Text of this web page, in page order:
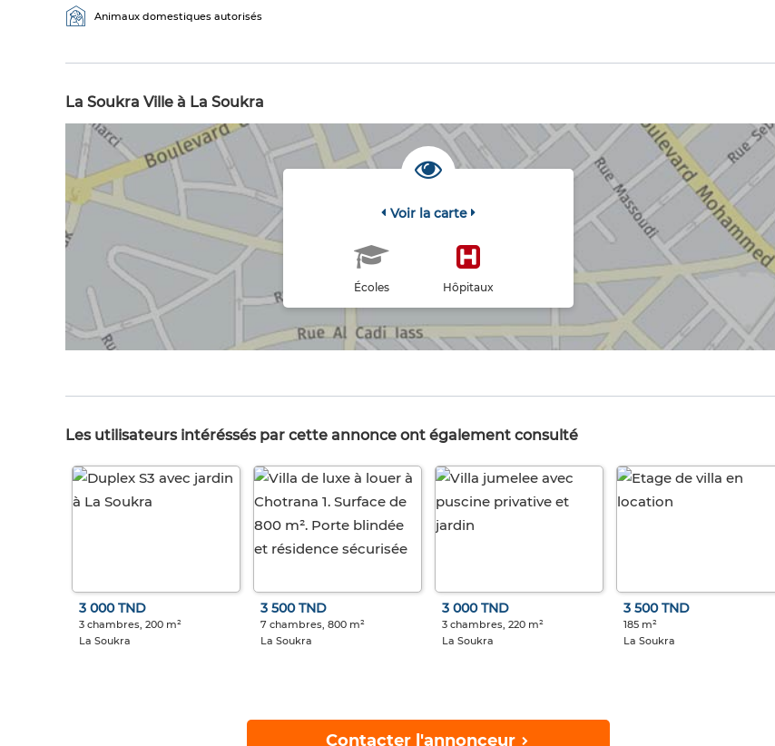
Animaux domestiques autorisés
La Soukra Ville à La Soukra
Voir la carte
Écoles Hôpitaux
Les utilisateurs intéréssés par cette annonce ont également consulté
3 000 TND
3 chambres, 200 m²
La Soukra
3 500 TND
7 chambres, 800 m²
La Soukra
3 000 TND
3 chambres, 220 m²
La Soukra
3 500 TND
185 m²
La Soukra
Contacter l'annonceur